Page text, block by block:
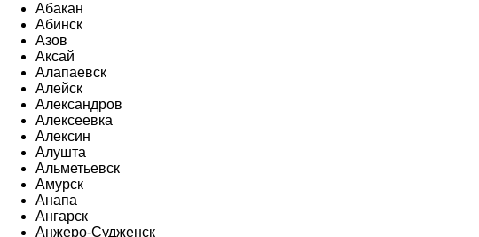
Абакан
Абинск
Азов
Аксай
Алапаевск
Алейск
Александров
Алексеевка
Алексин
Алушта
Альметьевск
Амурск
Анапа
Ангарск
Анжеро-Судженск